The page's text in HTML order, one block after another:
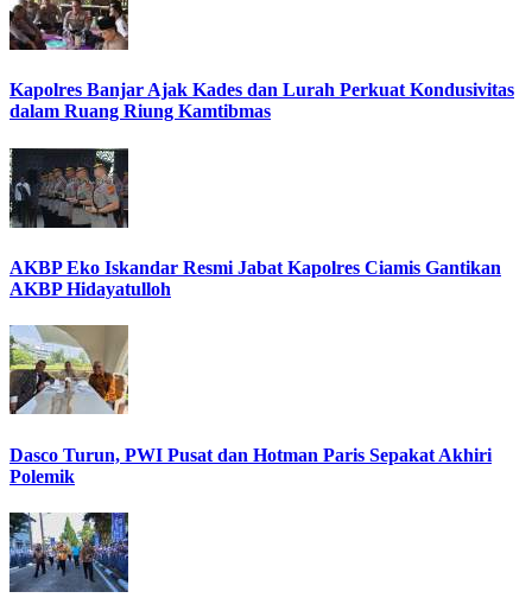
Kapolres Banjar Ajak Kades dan Lurah Perkuat Kondusivitas
dalam Ruang Riung Kamtibmas
AKBP Eko Iskandar Resmi Jabat Kapolres Ciamis Gantikan
AKBP Hidayatulloh
Dasco Turun, PWI Pusat dan Hotman Paris Sepakat Akhiri
Polemik